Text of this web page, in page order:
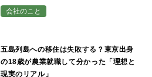
会社のこと
五島列島への移住は失敗する？東京出身
の18歳が農業就職して分かった「理想と
現実のリアル」